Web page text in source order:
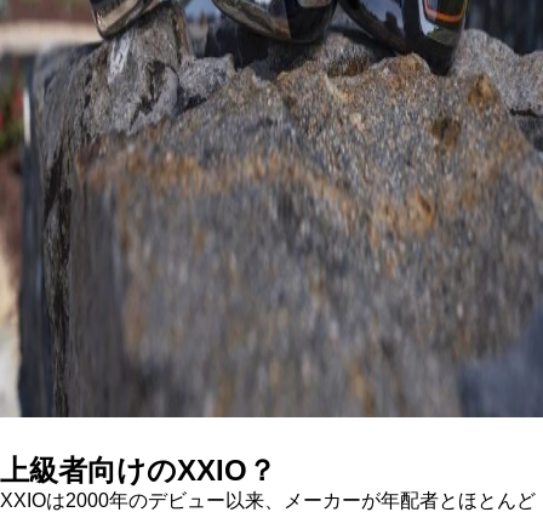
上級者向けのXXIO？
XXIOは2000年のデビュー以来、メーカーが年配者とほとんど